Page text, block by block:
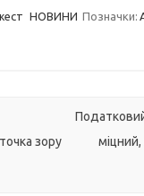
НОВИНИ Позначки:
зору
міцний,